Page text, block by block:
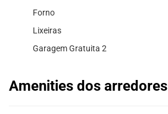
Forno
Lixeiras
Garagem Gratuita 2
Amenities dos arredores